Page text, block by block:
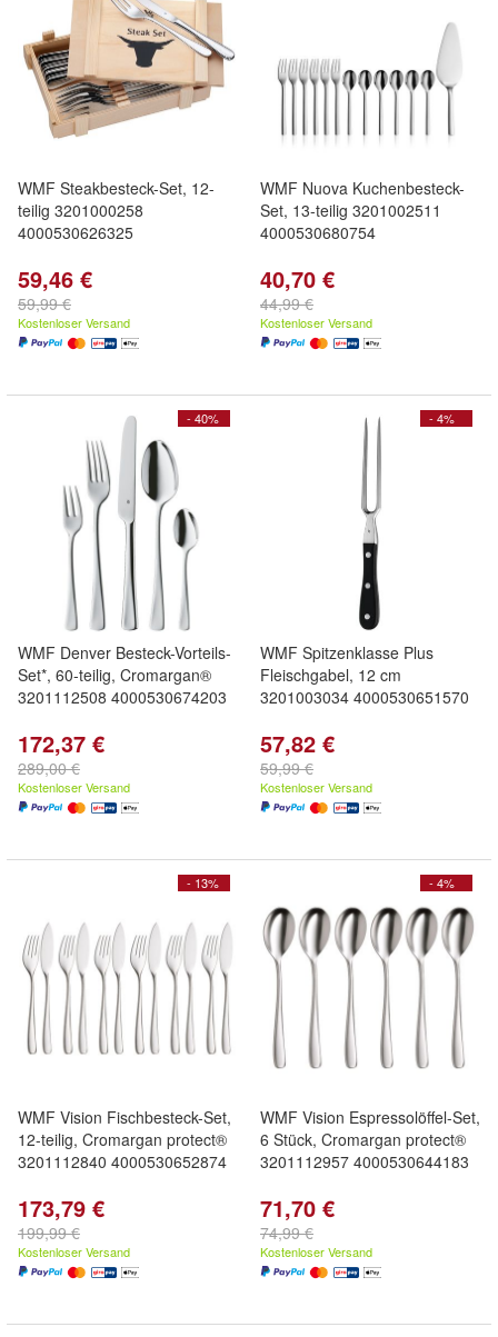
WMF Steakbesteck-Set, 12-
teilig 3201000258
4000530626325
59,46 €
59,99 €
Kostenloser Versand
WMF Nuova Kuchenbesteck-
Set, 13-teilig 3201002511
4000530680754
40,70 €
44,99 €
Kostenloser Versand
- 40%
WMF Denver Besteck-Vorteils-
Set*, 60-teilig, Cromargan®
3201112508 4000530674203
172,37 €
289,00 €
Kostenloser Versand
- 4%
WMF Spitzenklasse Plus
Fleischgabel, 12 cm
3201003034 4000530651570
57,82 €
59,99 €
Kostenloser Versand
- 13%
WMF Vision Fischbesteck-Set,
12-teilig, Cromargan protect®
3201112840 4000530652874
173,79 €
199,99 €
Kostenloser Versand
- 4%
WMF Vision Espressolöffel-Set,
6 Stück, Cromargan protect®
3201112957 4000530644183
71,70 €
74,99 €
Kostenloser Versand